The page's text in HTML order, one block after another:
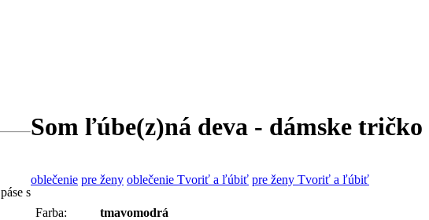
Som ľúbe(z)ná deva - dámske tričko
oblečenie pre ženy oblečenie Tvoriť a ľúbiť pre ženy Tvoriť a ľúbiť
Farba:
tmavomodrá
s